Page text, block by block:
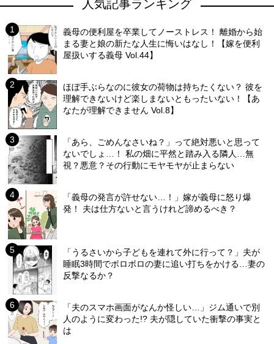
人気記事ランキング
義母の便利屋を卒業してノーストレス！ 離婚から始
まる妻と娘の新たな人生に悔いはなし！【嫁を便利
屋扱いする義母 Vol.44】
ほぼ手ぶらなのに彼女の荷物は持ちたくない？ 彼を
理解できないけど楽しまないともったいない！【あ
なたが理解できません Vol.8】
「あら、ごめんなさいね？」って絶対悪いと思って
ないでしょ…！ 私の畑に平然と踏み入る隣人…無
視？悪意？その行動にモヤモヤが止まらない
「義母の発言が許せない…！」嫁が義母に怒り爆
発！ 夫は仕方ないと言うけれど諦めるべき？
「うるさいから子どもを連れて外に行って？」夫が
睡眠3時間でボロボロの妻に追い打ちをかける…妻の
反撃なるか？
「夫のスマホ画面がなんか怪しい…」ジム通いで別
人のように変わった!? 夫が隠していた衝撃の事実と
は